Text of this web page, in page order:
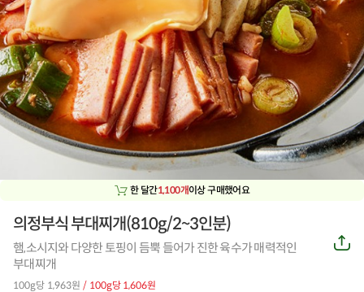
한 달간1,100개이상 구매했어요
의정부식 부대찌개(810g/2~3인분)
햄,소시지와 다양한 토핑이 듬뿍 들어가 진한 육수가 매력적인
부대찌개
100g당 1,963원 / 100g당 1,606원
공
유